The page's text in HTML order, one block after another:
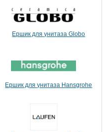
Ершик для унитаза Globo
Ершик для унитаза Hansgrohe